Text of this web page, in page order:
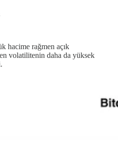
hacime rağmen açık
volatilitenin daha da yüksek